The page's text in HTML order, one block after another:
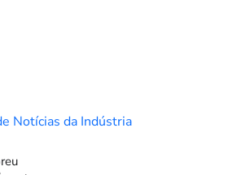
Notícias da Indústria